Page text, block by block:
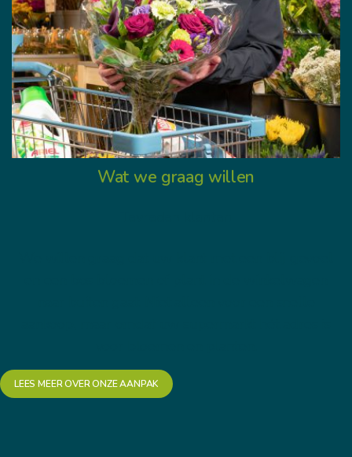
Wat we graag willen
LEES MEER OVER ONZE AANPAK